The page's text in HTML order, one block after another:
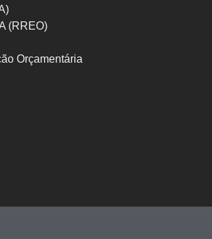
(RREO)
Orçamentária